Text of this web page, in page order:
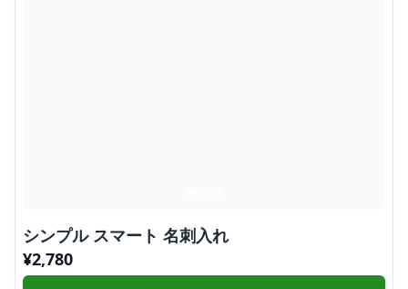
シンプル スマート 名刺入れ
¥2,780